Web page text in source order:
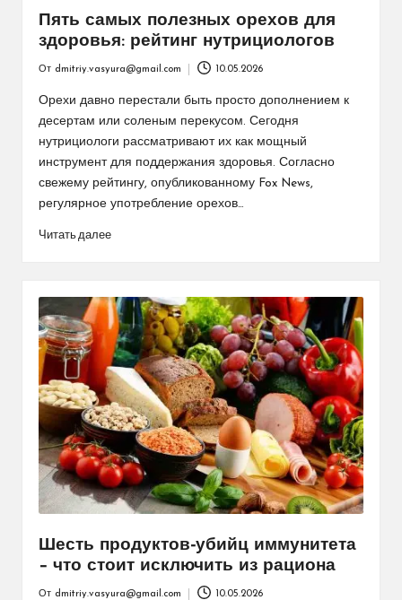
Пять самых полезных орехов для
здоровья: рейтинг нутрициологов
от
От dmitriy.vasyura@gmail.com 10.05.2026
Орехи давно перестали быть просто дополнением к
десертам или соленым перекусом. Сегодня
нутрициологи рассматривают их как мощный
инструмент для поддержания здоровья. Согласно
свежему рейтингу, опубликованному Fox News,
регулярное употребление орехов…
Читать далее
Шесть продуктов-убийц иммунитета
– что стоит исключить из рациона
От dmitriy.vasyura@gmail.com 10.05.2026